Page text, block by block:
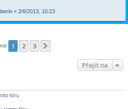
« 2/8/2013, 10:23
1 2 3
Přejít na
fóru